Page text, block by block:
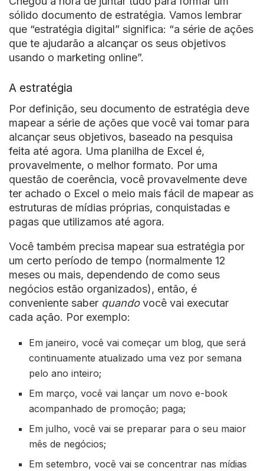
sólido documento de estratégia. Vamos lembrar
que “estratégia digital” significa: “a série de ações
que te ajudarão a alcançar os seus objetivos
usando o marketing online”.
A estratégia
Por definição, seu documento de estratégia deve
mapear a série de ações que você vai tomar para
alcançar seus objetivos, baseado na pesquisa
feita até agora. Uma planilha de Excel é,
provavelmente, o melhor formato. Por uma
questão de coerência, você provavelmente deve
ter achado o Excel o meio mais fácil de mapear as
estruturas de mídias próprias, conquistadas e
pagas que utilizamos até agora.
Você também precisa mapear sua estratégia por
um certo período de tempo (normalmente 12
meses ou mais, dependendo de como seus
negócios estão organizados), então, é
conveniente saber quandovocê vai executar
cada ação. Por exemplo:
Em janeiro, você vai começar um blog, que será
continuamente atualizado uma vez por semana
pelo ano inteiro;
Em março, você vai lançar um novo e-book
acompanhado de promoção; paga;
Em julho, você vai se preparar para o seu maior
mês de negócios;
Em setembro, você vai se concentrar nas mídias